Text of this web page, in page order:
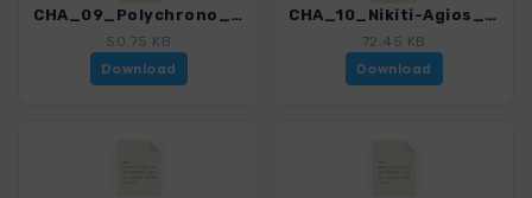
CHA_09_Polychrono_Schildkroetenteich_0274_1.gpx
50.75 KB
Download
CHA_10_Nikiti-Agios_Nikolaos_0274_1.gpx
72.45 KB
Download